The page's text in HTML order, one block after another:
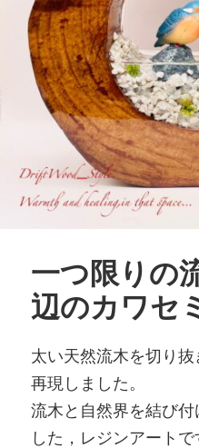
一つ限りの
辺のカワセ
太い天然流木を切り
再現しました。
流木と自然界を結び
した，レジンアートで